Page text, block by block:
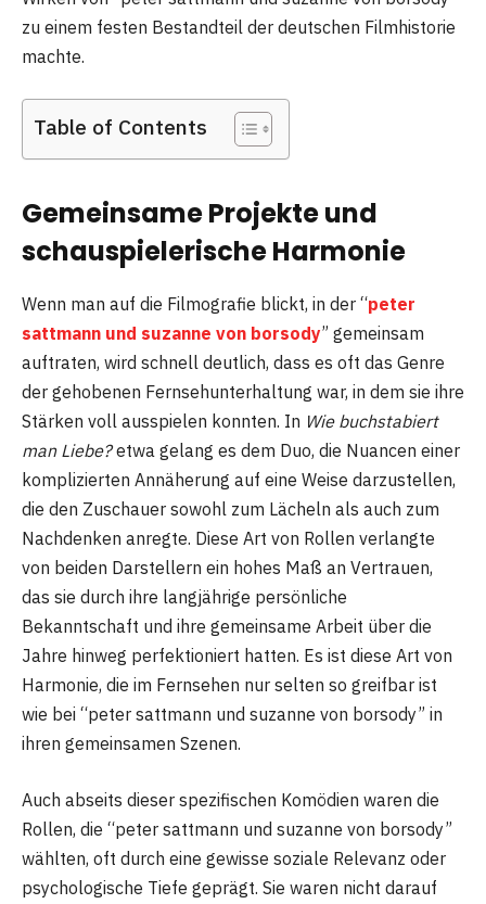
zu einem festen Bestandteil der deutschen Filmhistorie
machte.
Table of Contents
Gemeinsame Projekte und
schauspielerische Harmonie
Wenn man auf die Filmografie blickt, in der “peter
sattmann und suzanne von borsody” gemeinsam
auftraten, wird schnell deutlich, dass es oft das Genre
der gehobenen Fernsehunterhaltung war, in dem sie ihre
Stärken voll ausspielen konnten. In Wie buchstabiert
man Liebe?etwa gelang es dem Duo, die Nuancen einer
komplizierten Annäherung auf eine Weise darzustellen,
die den Zuschauer sowohl zum Lächeln als auch zum
Nachdenken anregte. Diese Art von Rollen verlangte
von beiden Darstellern ein hohes Maß an Vertrauen,
das sie durch ihre langjährige persönliche
Bekanntschaft und ihre gemeinsame Arbeit über die
Jahre hinweg perfektioniert hatten. Es ist diese Art von
Harmonie, die im Fernsehen nur selten so greifbar ist
wie bei “peter sattmann und suzanne von borsody” in
ihren gemeinsamen Szenen.
Auch abseits dieser spezifischen Komödien waren die
Rollen, die “peter sattmann und suzanne von borsody”
wählten, oft durch eine gewisse soziale Relevanz oder
psychologische Tiefe geprägt. Sie waren nicht darauf